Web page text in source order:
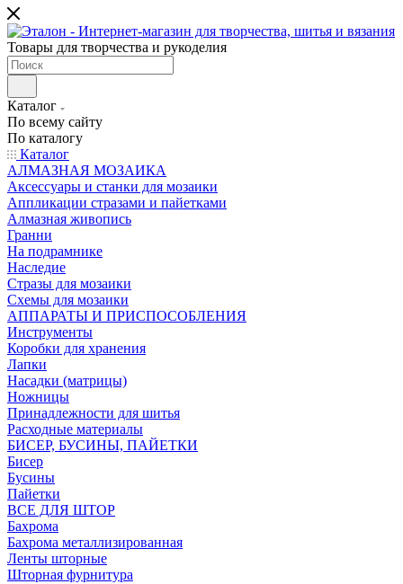
Товары для творчества и рукоделия
Каталог
По всему сайту
По каталогу
Каталог
АЛМАЗНАЯ МОЗАИКА
Аксессуары и станки для мозаики
Аппликации стразами и пайетками
Алмазная живопись
Гранни
На подрамнике
Наследие
Стразы для мозаики
Схемы для мозаики
АППАРАТЫ И ПРИСПОСОБЛЕНИЯ
Инструменты
Коробки для хранения
Лапки
Насадки (матрицы)
Ножницы
Принадлежности для шитья
Расходные материалы
БИСЕР, БУСИНЫ, ПАЙЕТКИ
Бисер
Бусины
Пайетки
ВСЕ ДЛЯ ШТОР
Бахрома
Бахрома металлизированная
Ленты шторные
Шторная фурнитура